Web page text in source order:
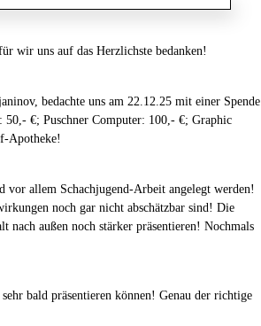
wir uns auf das Herzlichste bedanken!
bedachte uns am 22.12.25 mit einer Spende
€; Puschner Computer: 100,- €; Graphic
Apotheke!
vor allem Schachjugend-Arbeit angelegt werden!
noch gar nicht abschätzbar sind! Die
nach außen noch stärker präsentieren! Nochmals
bald präsentieren können! Genau der richtige